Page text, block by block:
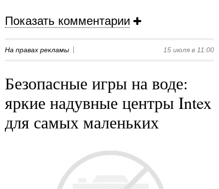
Показать комментарии
На правах рекламы 15 июля в 11:00
Безопасные игры на воде:
яркие надувные центры Intex
для самых маленьких